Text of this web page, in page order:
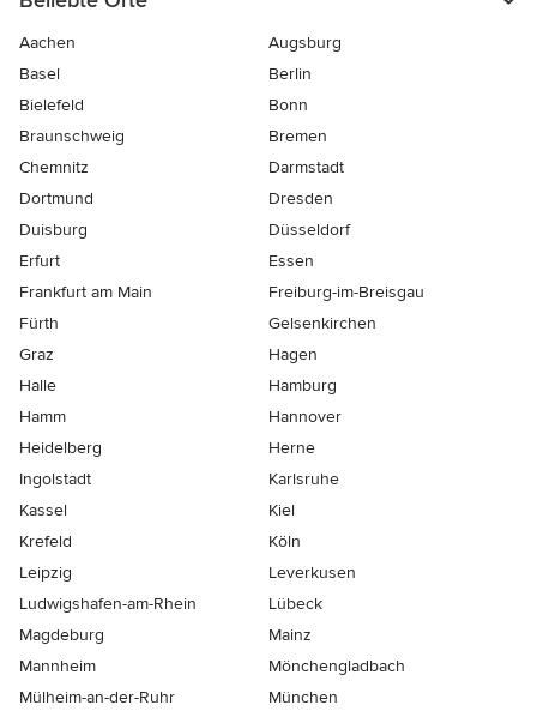
Aachen
Augsburg
Basel
Berlin
Bielefeld
Bonn
Braunschweig
Bremen
Chemnitz
Darmstadt
Dortmund
Dresden
Duisburg
Düsseldorf
Erfurt
Essen
Frankfurt am Main
Freiburg-im-Breisgau
Fürth
Gelsenkirchen
Graz
Hagen
Halle
Hamburg
Hamm
Hannover
Heidelberg
Herne
Ingolstadt
Karlsruhe
Kassel
Kiel
Krefeld
Köln
Leipzig
Leverkusen
Ludwigshafen-am-Rhein
Lübeck
Magdeburg
Mainz
Mannheim
Mönchen­gladbach
Mülheim-an-der-Ruhr
München